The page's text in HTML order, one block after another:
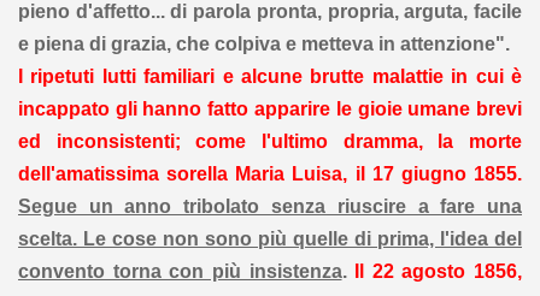
pieno d'affetto... di parola pronta, propria, arguta, facile
e piena di grazia, che colpiva e metteva in attenzione".
I ripetuti lutti familiari e alcune brutte malattie in cui è
incappato gli hanno fatto apparire le gioie umane brevi
ed inconsistenti; come l'ultimo dramma, la morte
dell'amatissima sorella Maria Luisa, il 17 giugno 1855.
Segue un anno tribolato senza riuscire a fare una
scelta. Le cose non sono più quelle di prima, l'idea del
convento torna con più insistenza.
Il 22 agosto 1856,